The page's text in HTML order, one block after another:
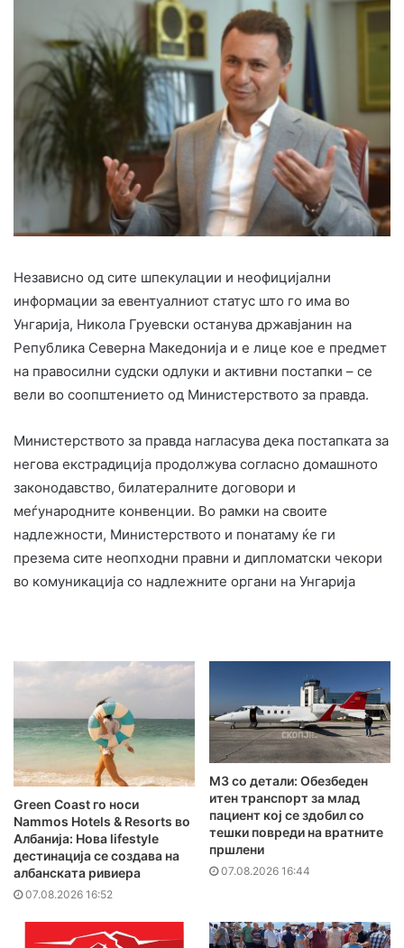
Независно од сите шпекулации и неофицијални
информации за евентуалниот статус што го има во
Унгарија, Никола Груевски останува државјанин на
Република Северна Македонија и е лице кое е предмет
на правосилни судски одлуки и активни постапки – се
вели во соопштението од Министерството за правда.
Министерството за правда нагласува дека постапката за
негова екстрадиција продолжува согласно домашното
законодавство, билатералните договори и
меѓународните конвенции. Во рамки на своите
надлежности, Министерството и понатаму ќе ги
презема сите неопходни правни и дипломатски чекори
во комуникација со надлежните органи на Унгарија
Green Coast го носи
Nammos Hotels & Resorts во
Албанија: Нова lifestyle
дестинација се создава на
албанската ривиера
07.08.2026 16:52
MЗ со детали: Обезбеден
итен транспорт за млад
пациент кој се здобил со
тешки повреди на вратните
пршлени
07.08.2026 16:44